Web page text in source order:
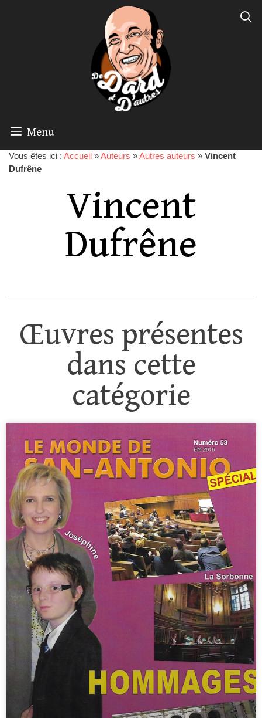
Menu
Vous êtes ici : Accueil »Auteurs »Autres auteurs » Vincent
Dufrêne
Vincent
Dufrêne
Œuvres présentes
dans cette
catégorie